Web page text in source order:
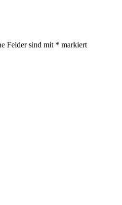
Felder sind mit * markiert